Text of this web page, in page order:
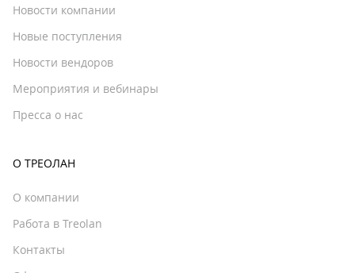
Новости компании
Новые поступления
Новости вендоров
Мероприятия и вебинары
Пресса о нас
О ТРЕОЛАН
О компании
Работа в Treolan
Контакты